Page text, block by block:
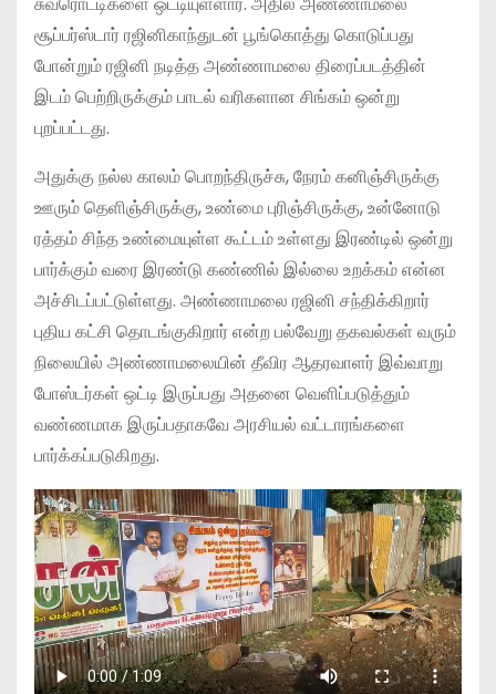
சூப்பர்ஸ்டார் ரஜினிகாந்துடன் பூங்கொத்து கொடுப்பது
போன்றும் ரஜினி நடித்த அண்ணாமலை திரைப்படத்தின்
இடம் பெற்றிருக்கும் பாடல் வரிகளான சிங்கம் ஒன்று
புறப்பட்டது.
அதுக்கு நல்ல காலம் பொறந்திருச்சு, நேரம் கனிஞ்சிருக்கு
ஊரும் தெளிஞ்சிருக்கு, உண்மை புரிஞ்சிருக்கு, உன்னோடு
ரத்தம் சிந்த உண்மையுள்ள கூட்டம் உள்ளது இரண்டில் ஒன்று
பார்க்கும் வரை இரண்டு கண்ணில் இல்லை உறக்கம் என்ன
அச்சிடப்பட்டுள்ளது. அண்ணாமலை ரஜினி சந்திக்கிறார்
புதிய கட்சி தொடங்குகிறார் என்ற பல்வேறு தகவல்கள் வரும்
நிலையில் அண்ணாமலையின் தீவிர ஆதரவாளர் இவ்வாறு
போஸ்டர்கள் ஒட்டி இருப்பது அதனை வெளிப்படுத்தும்
வண்ணமாக இருப்பதாகவே அரசியல் வட்டாரங்களை
பார்க்கப்படுகிறது.